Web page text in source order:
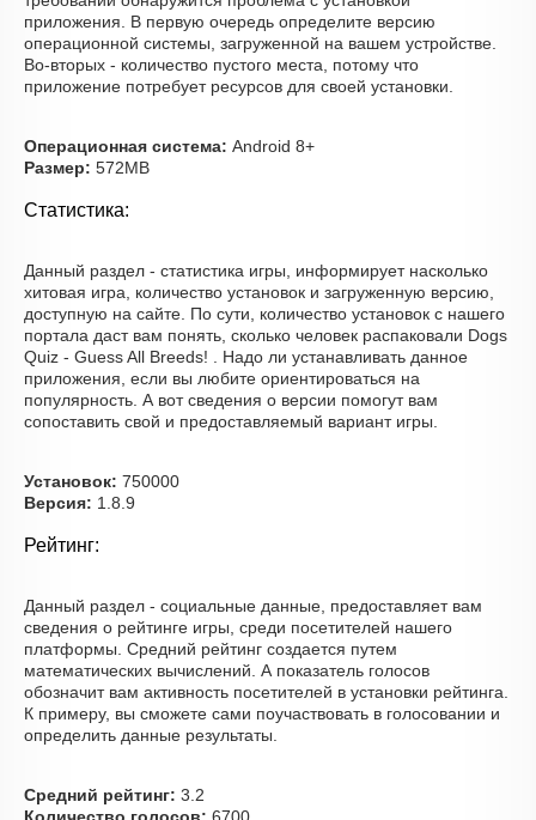
приложения. В первую очередь определите версию
операционной системы, загруженной на вашем устройстве.
Во-вторых - количество пустого места, потому что
приложение потребует ресурсов для своей установки.
Операционная система: Android 8+
Размер: 572MB
Статистика:
Данный раздел - статистика игры, информирует насколько
хитовая игра, количество установок и загруженную версию,
доступную на сайте. По сути, количество установок с нашего
портала даст вам понять, сколько человек распаковали Dogs
Quiz - Guess All Breeds! . Надо ли устанавливать данное
приложения, если вы любите ориентироваться на
популярность. А вот сведения о версии помогут вам
сопоставить свой и предоставляемый вариант игры.
Установок: 750000
Версия: 1.8.9
Рейтинг:
Данный раздел - социальные данные, предоставляет вам
сведения о рейтинге игры, среди посетителей нашего
платформы. Средний рейтинг создается путем
математических вычислений. А показатель голосов
обозначит вам активность посетителей в установки рейтинга.
К примеру, вы сможете сами поучаствовать в голосовании и
определить данные результаты.
Средний рейтинг: 3.2